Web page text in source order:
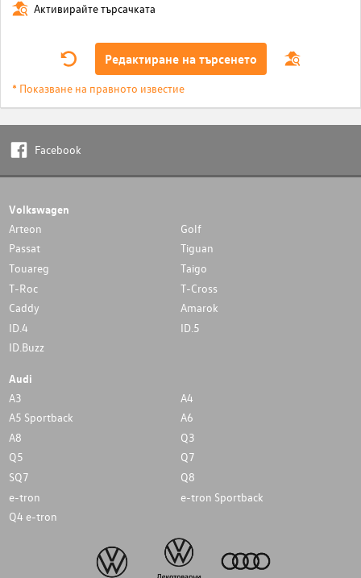
Активирайте търсачката
Редактиране на търсенето
* Показване на правното известие
Facebook
Volkswagen
Arteon
Golf
Passat
Tiguan
Touareg
Taigo
T-Roc
T-Cross
Caddy
Amarok
ID.4
ID.5
ID.Buzz
Audi
A3
A4
A5 Sportback
A6
A8
Q3
Q5
Q7
SQ7
Q8
e-tron
e-tron Sportback
Q4 e-tron